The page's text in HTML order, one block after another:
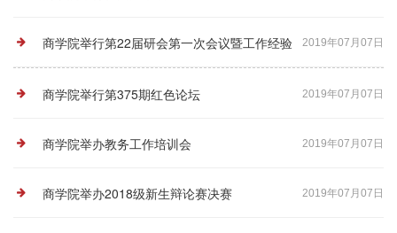
2019年07月07日
商学院举行第22届研会第一次会议暨工作经验
分享会 2019年07月07日
商学院举行第375期红色论坛
2019年07月07日
商学院举办教务工作培训会
2019年07月07日
商学院举办2018级新生辩论赛决赛